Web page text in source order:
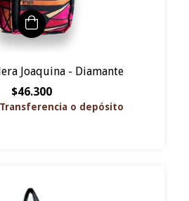
Joaquina - Diamante
$46.300
Transferencia o depósito